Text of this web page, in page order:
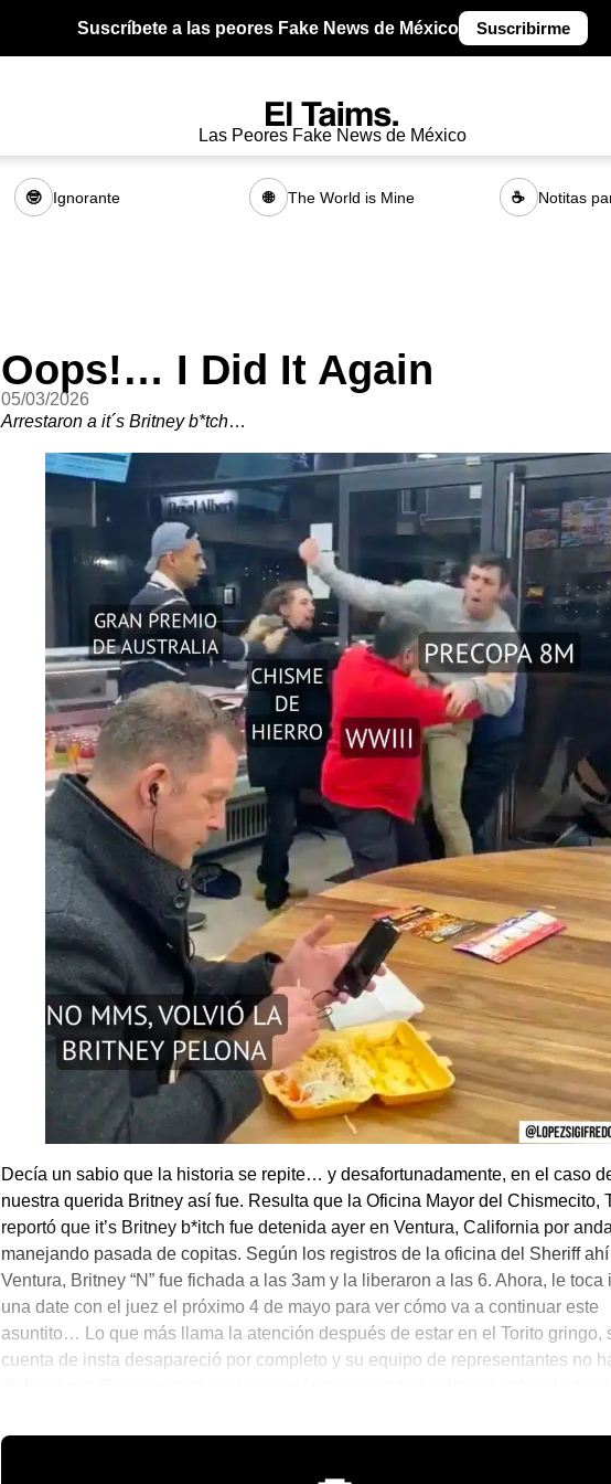
Suscríbete a las peores Fake News de México Suscribirme
Las Peores Fake News de México
🤓 Ignorante 🌐 The World is Mine ☕ Notitas
Oops!… I Did It Again
05/03/2026
Arrestaron a it´s Britney b*tch…
Decía un sabio que la historia se repite… y desafortunadamente, en el caso
nuestra querida Britney así fue. Resulta que la Oficina Mayor del Chismecito,
reportó que it’s Britney b*itch fue detenida ayer en Ventura, California por
manejando pasada de copitas. Según los registros de la oficina del Sheriff ahí
Ventura, Britney “N” fue fichada a las 3am y la liberaron a las 6. Ahora, le toca
una date con el juez el próximo 4 de mayo para ver cómo va a continuar este
asuntito… Lo que más llama la atención después de estar en el Torito gringo,
cuenta de insta desapareció por completo y su equipo de representantes no